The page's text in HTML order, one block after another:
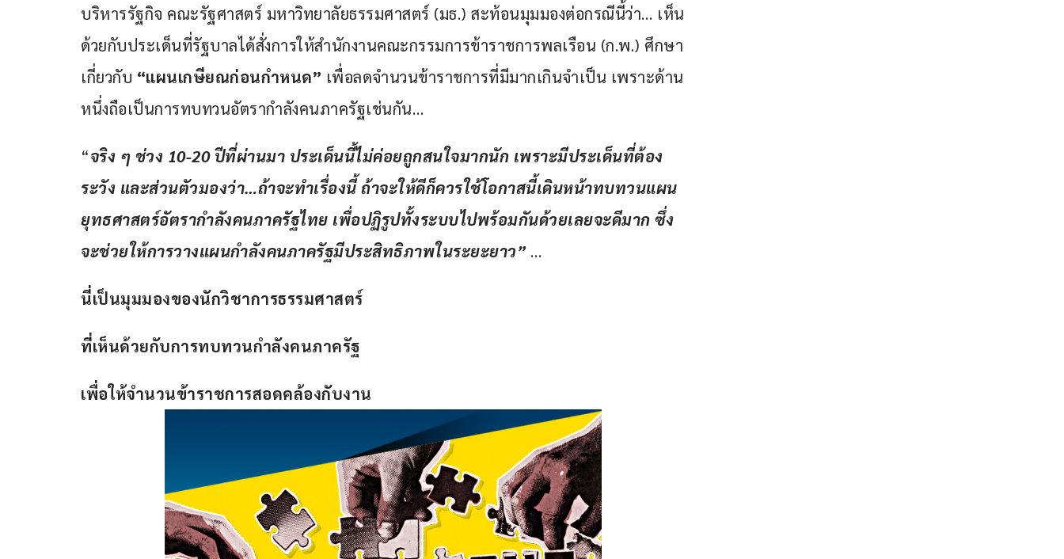
บริหารรัฐกิจ คณะรัฐศาสตร์ มหาวิทยาลัยธรรมศาสตร์ (มธ.) สะท้อนมุมมองต่อกรณีนี้ว่า… เห็น
ด้วยกับประเด็นที่รัฐบาลได้สั่งการให้สำนักงานคณะกรรมการข้าราชการพลเรือน (ก.พ.) ศึกษา
เกี่ยวกับ “แผนเกษียณก่อนกำหนด” เพื่อลดจำนวนข้าราชการที่มีมากเกินจำเป็น เพราะด้าน
หนึ่งถือเป็นการทบทวนอัตรากำลังคนภาครัฐเช่นกัน…
“จริง ๆ ช่วง 10-20 ปีที่ผ่านมา ประเด็นนี้ไม่ค่อยถูกสนใจมากนัก เพราะมีประเด็นที่ต้อง
ระวัง และส่วนตัวมองว่า…ถ้าจะทำเรื่องนี้ ถ้าจะให้ดีก็ควรใช้โอกาสนี้เดินหน้าทบทวนแผน
ยุทธศาสตร์อัตรากำลังคนภาครัฐไทย เพื่อปฏิรูปทั้งระบบไปพร้อมกันด้วยเลยจะดีมาก ซึ่ง
จะช่วยให้การวางแผนกำลังคนภาครัฐมีประสิทธิภาพในระยะยาว” …
นี่เป็นมุมมองของนักวิชาการธรรมศาสตร์
ที่เห็นด้วยกับการทบทวนกำลังคนภาครัฐ
เพื่อให้จำนวนข้าราชการสอดคล้องกับงาน